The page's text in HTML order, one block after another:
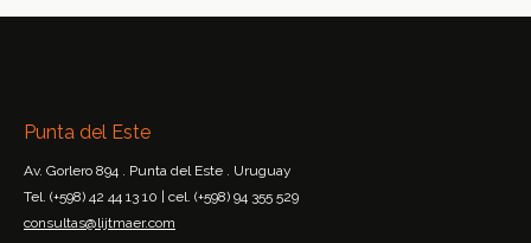
Punta del Este
Av. Gorlero 894 . Punta del Este . Uruguay
Tel. (+598) 42 44 13 10 | cel. (+598) 94 355 529
consultas@lijtmaer.com